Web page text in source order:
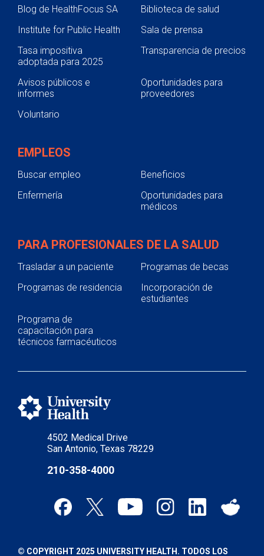
4502 Medical Drive
San Antonio, Texas 78229
210-358-4000
Blog de HealthFocus SA
Biblioteca de salud
Institute for Public Health
Sala de prensa
Tasa impositiva
adoptada para 2025
Transparencia de precios
Avisos públicos e
informes
Oportunidades para
proveedores
Voluntario
EMPLEOS
Buscar empleo
Beneficios
Enfermería
Oportunidades para
médicos
PARA PROFESIONALES DE LA SALUD
Trasladar a un paciente
Programas de becas
Programas de residencia
Incorporación de
estudiantes
Programa de
capacitación para
técnicos farmacéuticos
© COPYRIGHT 2025 UNIVERSITY HEALTH. TODOS LOS